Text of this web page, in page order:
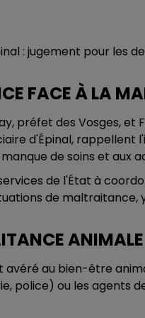
: jugement pour les
FACE À LA
préfet des Vosges, et
d'Épinal,
de soins et aux
de l'État à
de maltraitance,
ANIMALE
au bien-être
ou les agents